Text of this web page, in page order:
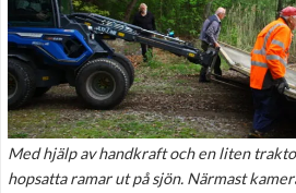
Med hjälp av handkraft och en liten
hopsatta ramar ut på sjön. Närmast